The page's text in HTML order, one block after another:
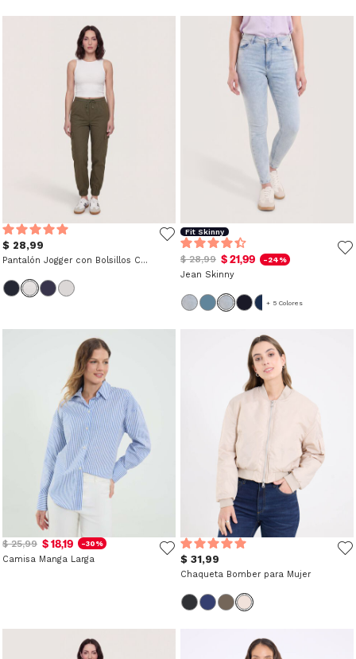
$ 28,99
Pantalón Jogger con Bolsillos Cargo
Fit Skinny
$ 28,99 $ 21,99 -24%
Jean Skinny
+ 5 Colores
$ 25,99 $ 18,19 -30%
Camisa Manga Larga $ 31,99
Chaqueta Bomber para Mujer